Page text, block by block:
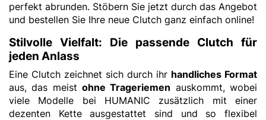
perfekt abrunden. Stöbern Sie jetzt durch das Angebot
und bestellen Sie Ihre neue Clutch ganz einfach online!
Stilvolle Vielfalt: Die passende Clutch für
jeden Anlass
Eine Clutch zeichnet sich durch ihr handliches Format
aus, das meist ohne Trageriemen auskommt, wobei
viele Modelle bei HUMANIC zusätzlich mit einer
dezenten Kette ausgestattet sind und so flexibel